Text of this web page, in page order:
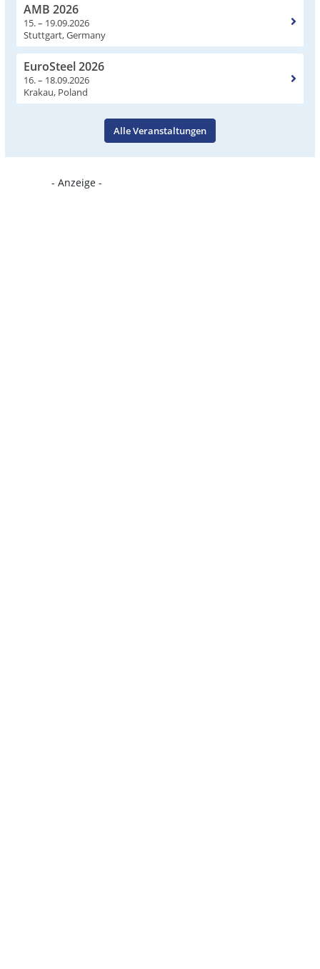
AMB 2026
15. – 19.09.2026
Stuttgart, Germany
EuroSteel 2026
16. – 18.09.2026
Krakau, Poland
Alle Veranstaltungen
- Anzeige -